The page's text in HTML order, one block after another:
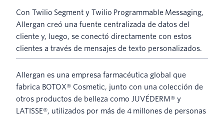
Con Twilio Segment y Twilio Programmable Messaging,
Allergan creó una fuente centralizada de datos del
cliente y, luego, se conectó directamente con estos
clientes a través de mensajes de texto personalizados.
Allergan es una empresa farmacéutica global que
fabrica BOTOX® Cosmetic, junto con una colección de
otros productos de belleza como JUVÉDERM® y
LATISSE®, utilizados por más de 4 millones de personas